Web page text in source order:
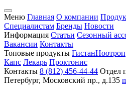
Меню Главная О компании
Специалистам Бренды Новости
Информация Статьи Сезонный
Вакансии Контакты
Топовые продукты ГистанНоотроп
Капс Лекарь Проктонис
Контакты 8 (812) 456-44-44 Отдел
Петербург, Московский пр., д.135